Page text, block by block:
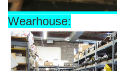
Wearhouse: